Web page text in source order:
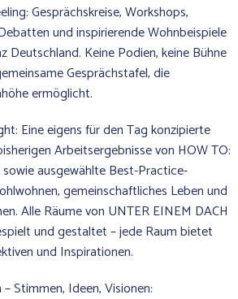
Gesprächskreise, Workshops,
und inspirierende Wohnbeispiele
Deutschland. Keine Podien, keine Bühne
Gesprächstafel, die
ermöglicht.
Eine eigens für den Tag konzipierte
Arbeitsergebnisse von HOW TO:
ausgewählte Best-Practice-
gemeinschaftliches Leben und
Alle Räume von UNTER EINEM DACH
und gestaltet – jede Raum bietet
und Inspirationen.
Stimmen, Ideen, Visionen: